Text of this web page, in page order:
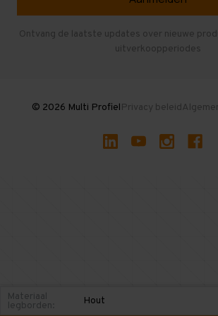
Gebruikte entresolvloeren
Ontvang de laatste updates over nieuwe
uitverkoopperiodes
© 2026 Multi ProfielPrivacy beleid
Materiaal
legborden: